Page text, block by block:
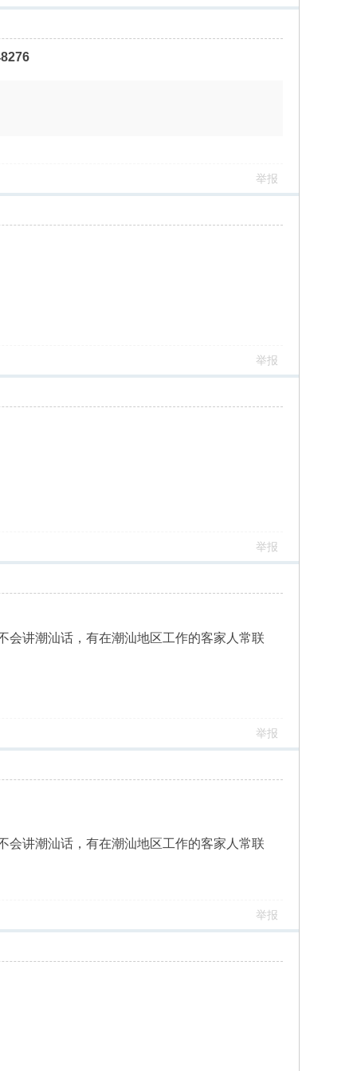
举报
举报
举报
会讲潮汕话，有在潮汕地区工作的客家人常联
举报
会讲潮汕话，有在潮汕地区工作的客家人常联
举报